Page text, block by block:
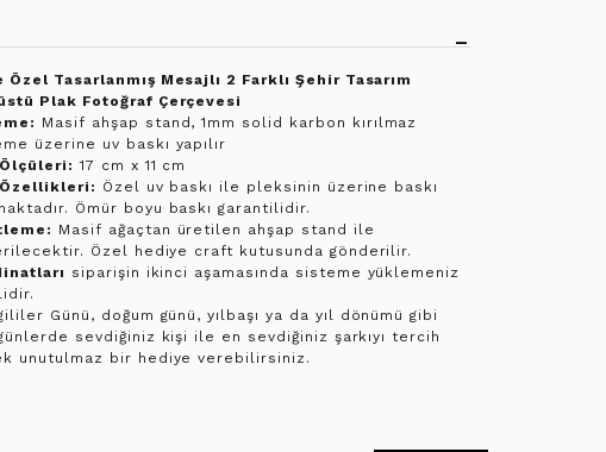
Özel Tasarlanmış Mesajlı 2 Farklı Şehir Tasarım
Plak Fotoğraf Çerçevesi
Masif ahşap stand, 1mm solid karbon kırılmaz
üzerine uv baskı yapılır
17 cm x 11 cm
Özellikleri: Özel uv baskı ile pleksinin üzerine baskı
Ömür boyu baskı garantilidir.
Masif ağaçtan üretilen ahşap stand ile
Özel hediye craft kutusunda gönderilir.
siparişin ikinci aşamasında sisteme yüklemeniz
Günü, doğum günü, yılbaşı ya da yıl dönümü gibi
sevdiğiniz kişi ile en sevdiğiniz şarkıyı tercih
unutulmaz bir hediye verebilirsiniz.